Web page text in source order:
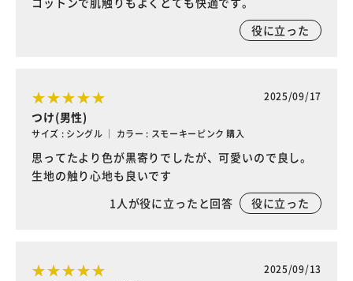
役に立った
2025/09/17
つけ(男性)
サイズ : シングル ｜ カラー : スモーキーピンク 購入
思ってたより色が黒寄りでしたが、可愛いので良し。
生地の触り心地も良いです
1人が役に立ったと回答 役に立った
2025/09/13